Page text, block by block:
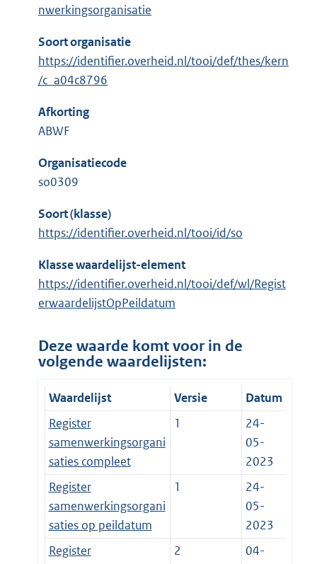
nwerkingsorganisatie
Soort organisatie
https://identifier.overheid.nl/tooi/def/thes/kern
/c_a04c8796
Afkorting
ABWF
Organisatiecode
so0309
Soort (klasse)
https://identifier.overheid.nl/tooi/id/so
Klasse waardelijst-element
https://identifier.overheid.nl/tooi/def/wl/Regist
erwaardelijstOpPeildatum
Deze waarde komt voor in de
volgende waardelijsten:
Waardelijst Versie
Datum
Register
samenwerkingsorgani
saties compleet
1
24-
05-
2023
Register
samenwerkingsorgani
saties op peildatum
1
24-
05-
2023
Register
2
04-